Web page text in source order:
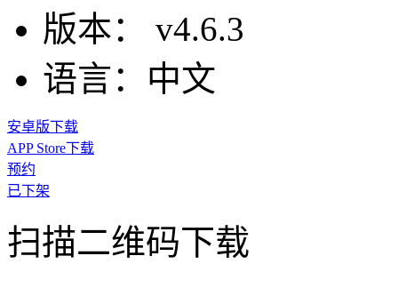
版本：
v4.6.3
语言： 中文
安卓版下载
APP Store下载
预约
已下架
扫描二维码下载